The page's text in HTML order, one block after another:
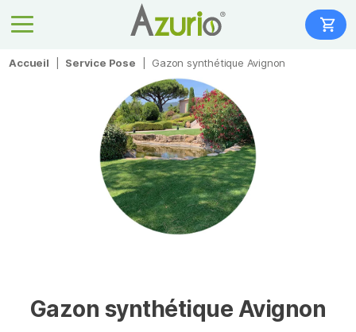
Accueil Service Pose Gazon synthétique Avignon
Gazon synthétique Avignon